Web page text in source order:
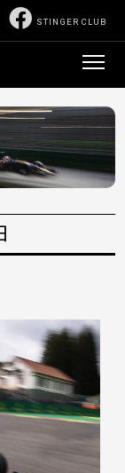
STINGER CLUB